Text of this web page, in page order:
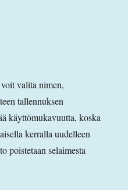
valita nimen,
tallennuksen
käyttömukavuutta, koska
kerralla uudelleen
poistetaan selaimesta